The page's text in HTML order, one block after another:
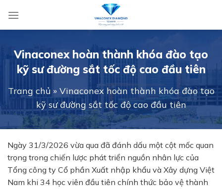
content
Vinaconex hoàn thành khóa đào tạo
kỹ sư đường sắt tốc độ cao đầu tiên
Trang chủ » Vinaconex hoàn thành khóa đào tạo
kỹ sư đường sắt tốc độ cao đầu tiên
Ngày 31/3/2026 vừa qua đã đánh dấu một cột mốc quan
trọng trong chiến lược phát triển nguồn nhân lực của
Tổng công ty Cổ phần Xuất nhập khẩu và Xây dựng Việt
Nam khi 34 học viên đầu tiên chính thức bảo vệ thành